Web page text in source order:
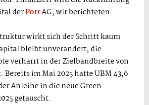
derPorrAG, wir berichteten.
wirkt sich der Schritt kaum
bleibt unverändert, die
verharrt in der Zielbandbreite von
Bereits im Mai 2025 hatte UBM 43,6
Anleihe in die neue Green
getauscht.